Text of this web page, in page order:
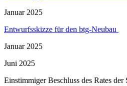
Januar 2025
Entwurfsskizze für den btg-Neubau
Januar 2025
Juni 2025
Einstimmiger Beschluss des Rates